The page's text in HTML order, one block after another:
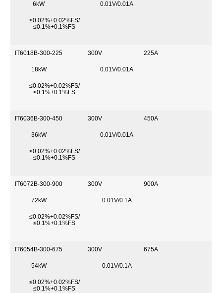
6kW 0.01V/0.01A
≤0.02%+0.02%FS/
≤0.1%+0.1%FS
IT6018B-300-225 300V 225A
18kW 0.01V/0.01A
≤0.02%+0.02%FS/
≤0.1%+0.1%FS
IT6036B-300-450 300V 450A
36kW 0.01V/0.01A
≤0.02%+0.02%FS/
≤0.1%+0.1%FS
IT6072B-300-900 300V 900A
72kW 0.01V/0.1A
≤0.02%+0.02%FS/
≤0.1%+0.1%FS
IT6054B-300-675 300V 675A
54kW 0.01V/0.1A
≤0.02%+0.02%FS/
≤0.1%+0.1%FS